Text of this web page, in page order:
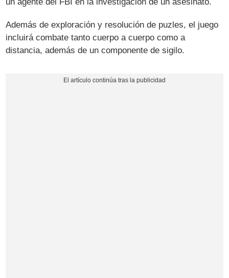
Además de exploración y resolución de puzles, el juego
incluirá combate tanto cuerpo a cuerpo como a
distancia, además de un componente de sigilo.